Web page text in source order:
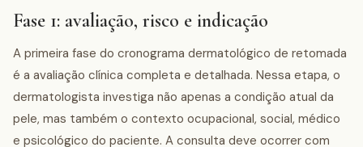
Fase 1: avaliação, risco e indicação
A primeira fase do cronograma dermatológico de retomada
é a avaliação clínica completa e detalhada. Nessa etapa, o
dermatologista investiga não apenas a condição atual da
pele, mas também o contexto ocupacional, social, médico
e psicológico do paciente. A consulta deve ocorrer com